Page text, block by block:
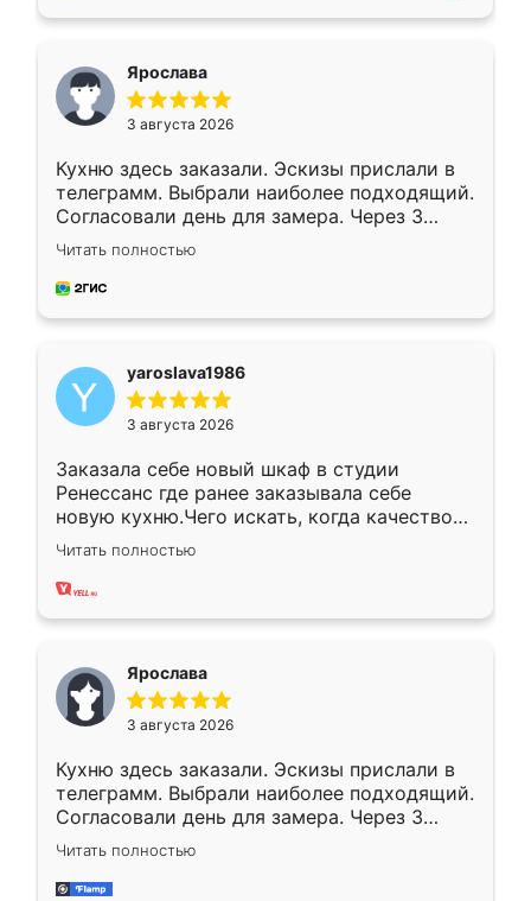
Ярослава
3 августа 2026
Кухню здесь заказали. Эскизы прислали в
телеграмм. Выбрали наиболее подходящий.
Согласовали день для замера. Через 3
недели кухня была уже готова. Остались
довольны работой. Спасибо Ренессанс
мебель за качественную работу!
Читать полностью
yaroslava1986
3 августа 2026
Заказала себе новый шкаф в студии
Ренессанс где ранее заказывала себе
новую кухню.Чего искать, когда качеством
вполне довольна. Служит кухня уже почти
два года, нареканий нет.
Читать полностью
Ярослава
3 августа 2026
Кухню здесь заказали. Эскизы прислали в
телеграмм. Выбрали наиболее подходящий.
Согласовали день для замера. Через 3
недели кухня была уже готова. Остались
довольны работой. Спасибо Ренессанс
мебель за качественную работу!
Читать полностью